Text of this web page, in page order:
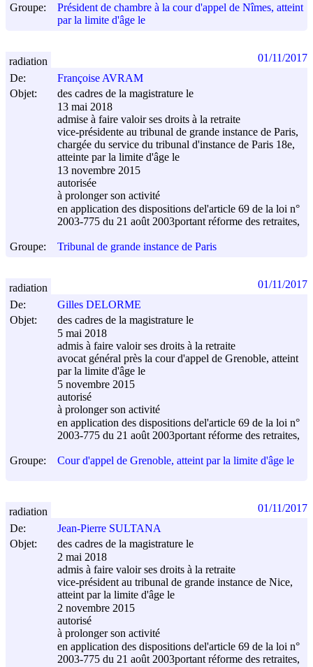
Groupe:
Président de chambre à la cour d'appel de Nîmes, atteint
par la limite d'âge le
De:
Françoise AVRAM
Objet:
des cadres de la magistrature le
13 mai 2018
admise à faire valoir ses droits à la retraite
vice-présidente au tribunal de grande instance de Paris,
chargée du service du tribunal d'instance de Paris 18e,
atteinte par la limite d'âge le
13 novembre 2015
autorisée
à prolonger son activité
en application des dispositions del'article 69 de la loi n°
2003-775 du 21 août 2003portant réforme des retraites,
Groupe: Tribunal de grande instance de Paris
radiation 01/11/2017
De:
Gilles DELORME
Objet:
des cadres de la magistrature le
5 mai 2018
admis à faire valoir ses droits à la retraite
avocat général près la cour d'appel de Grenoble, atteint
par la limite d'âge le
5 novembre 2015
autorisé
à prolonger son activité
en application des dispositions del'article 69 de la loi n°
2003-775 du 21 août 2003portant réforme des retraites,
Groupe: Cour d'appel de Grenoble, atteint par la limite d'âge le
radiation 01/11/2017
De:
Jean-Pierre SULTANA
Objet:
des cadres de la magistrature le
2 mai 2018
admis à faire valoir ses droits à la retraite
vice-président au tribunal de grande instance de Nice,
atteint par la limite d'âge le
2 novembre 2015
autorisé
à prolonger son activité
en application des dispositions del'article 69 de la loi n°
2003-775 du 21 août 2003portant réforme des retraites,
radiation 01/11/2017